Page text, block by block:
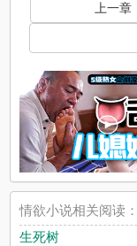
上一章
情欲小说相关阅读：
生死树